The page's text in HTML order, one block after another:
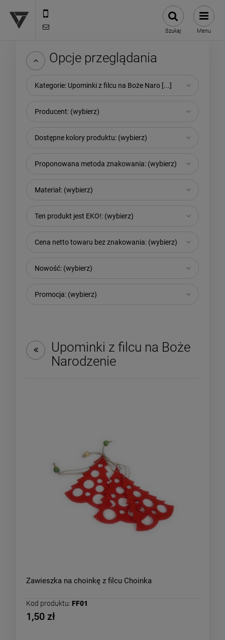
Szukaj Menu
Opcje przeglądania
Kategorie: Upominki z filcu na Boże Naro [...]
Producent: (wybierz)
Dostępne kolory produktu: (wybierz)
Proponowana metoda znakowania: (wybierz)
Materiał: (wybierz)
Ten produkt jest EKO!: (wybierz)
Cena netto towaru bez znakowania: (wybierz)
Nowość: (wybierz)
Promocja: (wybierz)
Upominki z filcu na Boże
Narodzenie
Zawieszka na choinkę z filcu Choinka
Kod produktu: FF01
1,50 zł